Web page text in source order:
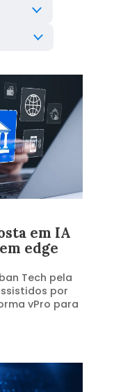
em IA
edge
Tech pela
por
vPro para